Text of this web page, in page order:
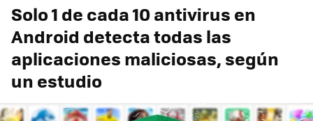
Solo 1 de cada 10 antivirus en
Android detecta todas las
aplicaciones maliciosas, según
un estudio